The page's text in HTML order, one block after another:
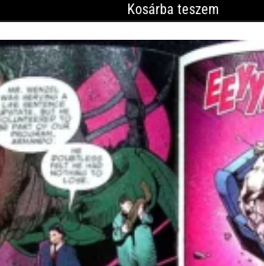
Kosárba teszem